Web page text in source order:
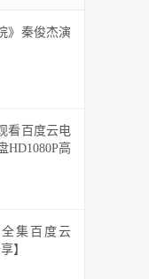
》秦俊杰演
看百度云电
HD1080P高
集百度云
】